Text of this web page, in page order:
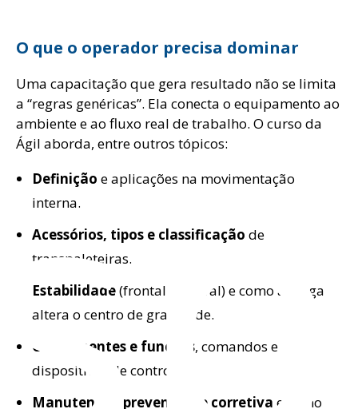
O que o operador precisa dominar
Uma capacitação que gera resultado não se limita
a “regras genéricas”. Ela conecta o equipamento ao
ambiente e ao fluxo real de trabalho. O curso da
Ágil aborda, entre outros tópicos:
Definição e aplicações na movimentação
interna.
Acessórios, tipos e classificação de
transpaleteiras.
Estabilidade(frontal e lateral) e como a carga
altera o centro de gravidade.
Componentes e funções, comandos e
dispositivos de controle.
Manutenção preventiva e corretiva e como